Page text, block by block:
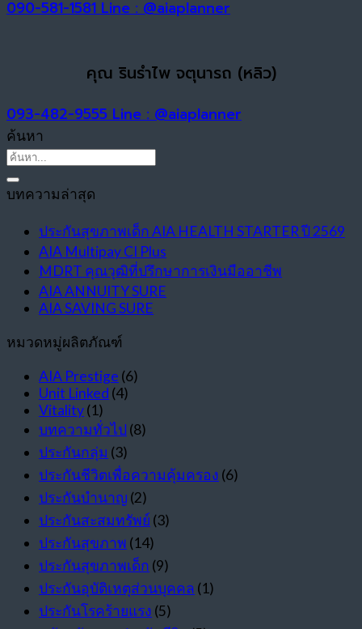
090-581-1581 Line : @aiaplanner
คุณ รินรำไพ จตุนารถ (หลิว)
093-482-9555 Line : @aiaplanner
ค้นหา
บทความล่าสุด
ประกันสุขภาพเด็ก AIA HEALTH STARTER ปี 2569
AIA Multipay CI Plus
MDRT คุณวุฒิที่ปรึกษาการเงินมืออาชีพ
AIA ANNUITY SURE
AIA SAVING SURE
หมวดหมู่ผลิตภัณฑ์
AIA Prestige (6)
Unit Linked (4)
Vitality(1)
บทความทั่วไป (8)
ประกันกลุ่ม (3)
ประกันชีวิตเพื่อความคุ้มครอง (6)
ประกันบำนาญ (2)
ประกันสะสมทรัพย์ (3)
ประกันสุขภาพ (14)
ประกันสุขภาพเด็ก (9)
ประกันอุบัติเหตุส่วนบุคคล (1)
ประกันโรคร้ายแรง (5)